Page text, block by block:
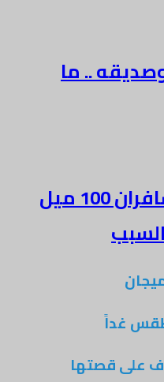
.. ما
بالصور .. أفريقيتان تسافران 100 ميل
قصتها